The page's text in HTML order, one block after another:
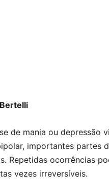
de mania ou depressão
importantes partes
Repetidas ocorrências
vezes irreversíveis.